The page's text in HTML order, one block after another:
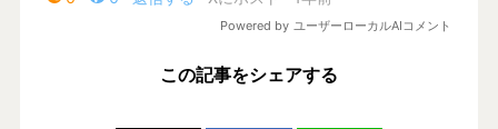
この記事をシェアする